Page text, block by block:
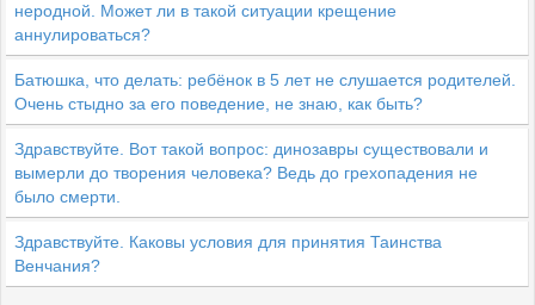
неродной. Может ли в такой ситуации крещение
аннулироваться?
Батюшка, что делать: ребёнок в 5 лет не слушается родителей.
Очень стыдно за его поведение, не знаю, как быть?
Здравствуйте. Вот такой вопрос: динозавры существовали и
вымерли до творения человека? Ведь до грехопадения не
было смерти.
Здравствуйте. Каковы условия для принятия Таинства
Венчания?